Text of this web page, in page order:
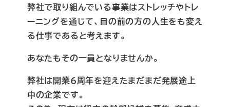
弊社で取り組んでいる事業はストレッチやトレ
ーニングを通じて、目の前の方の人生をも変え
る仕事であると考えます。
あなたもその一員となりませんか。
弊社は開業６周年を迎えたまだまだ発展途上
中の企業です。